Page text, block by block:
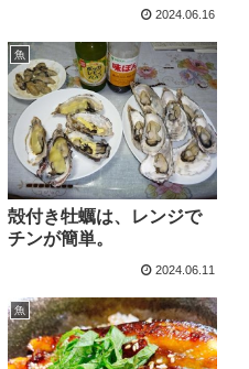
2024.06.16
魚
殻付き牡蠣は、レンジで
チンが簡単。
2024.06.11
魚